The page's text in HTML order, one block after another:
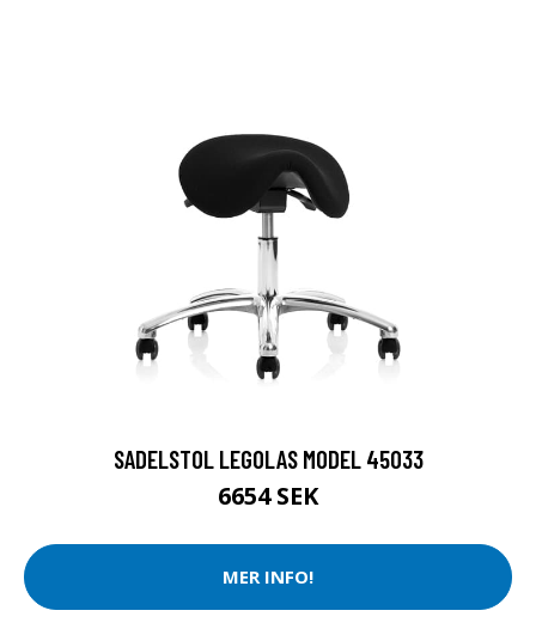
SADELSTOL LEGOLAS MODEL 45033
6654 SEK
MER INFO!